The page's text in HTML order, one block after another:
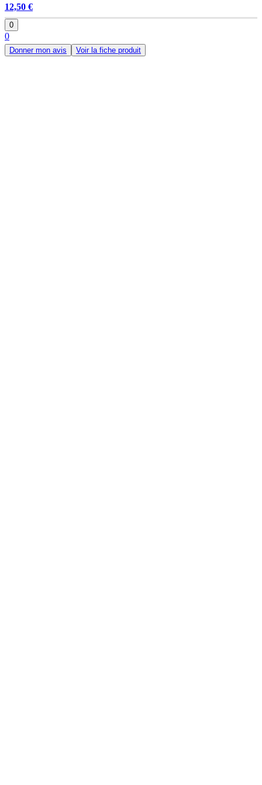
12,50 €
0
0
Donner mon avis Voir la fiche produit